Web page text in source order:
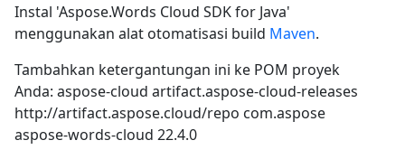
Instal 'Aspose.Words Cloud SDK for Java'
menggunakan alat otomatisasi build Maven.
Tambahkan ketergantungan ini ke POM proyek
Anda: aspose-cloud artifact.aspose-cloud-releases
http://artifact.aspose.cloud/repo com.aspose
aspose-words-cloud 22.4.0